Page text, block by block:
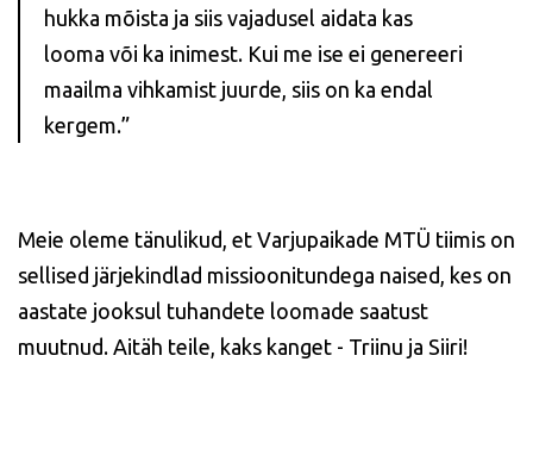
hukka mõista ja siis vajadusel aidata kas
looma või ka inimest. Kui me ise ei genereeri
maailma vihkamist juurde, siis on ka endal
kergem.”
Meie oleme tänulikud, et Varjupaikade MTÜ tiimis on
sellised järjekindlad missioonitundega naised, kes on
aastate jooksul tuhandete loomade saatust
muutnud. Aitäh teile, kaks kanget - Triinu ja Siiri!